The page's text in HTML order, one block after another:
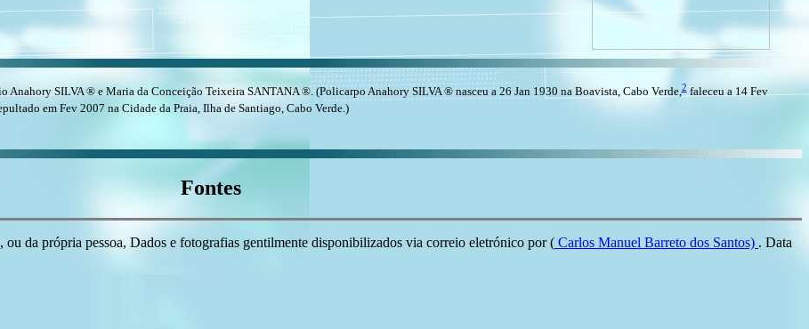
SILVA ® e Maria da Conceição Teixeira SANTANA ®. (Policarpo Anahory SILVA ® nasceu a 26 Jan 1930 na Boavista, Cabo Verde,2faleceu a 14 Fev
em Fev 2007 na Cidade da Praia, Ilha de Santiago, Cabo Verde.)
Fontes
da própria pessoa, Dados e fotografias gentilmente disponibilizados via correio eletrónico por ( Carlos Manuel Barreto dos Santos) . Data